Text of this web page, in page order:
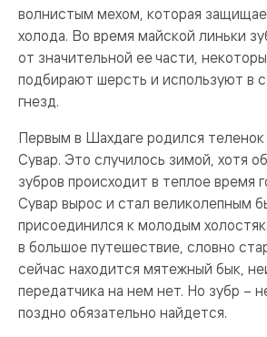
волнистым мехом, которая
холода. Во время майской линьки
от значительной ее части,
подбирают шерсть и используют в
гнезд.
Первым в Шахдаге родился
Сувар. Это случилось зимой, хотя
зубров происходит в теплое время
Сувар вырос и стал великолепным
присоединился к молодым
в большое путешествие, словно
сейчас находится мятежный бык,
передатчика на нем нет. Но зубр –
поздно обязательно найдется.